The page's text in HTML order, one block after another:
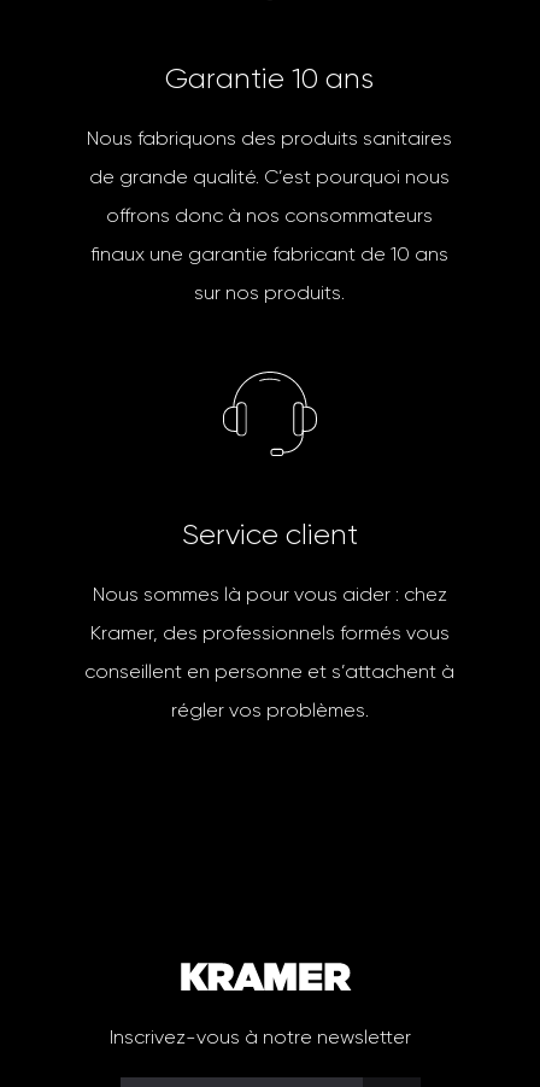
Garantie 10 ans
Nous fabriquons des produits sanitaires
de grande qualité. C’est pourquoi nous
offrons donc à nos consommateurs
finaux une garantie fabricant de 10 ans
sur nos produits.
Service cl ient
Nous sommes là pour vous aider : chez
Kramer, des professionnels formés vous
conseillent en personne et s’attachent à
régler vos problèmes.
Inscrivez-vous à notre newsletter